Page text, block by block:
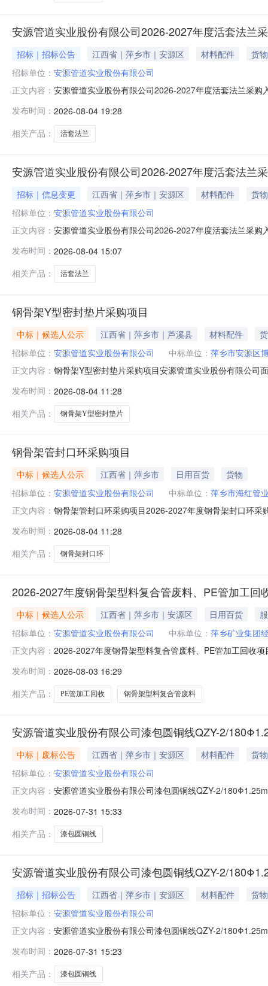
安源管道实业股份有限公司2026-2027年度活套法兰
招标｜招标公告 江西省｜萍乡市｜安源区 材料配件
货物
招标单位： 安源管道实业股份有限公司
正文内容： 安源管道实业股份有限公司2026-2027年度活套法兰采
发布时间： 2026-08-04 19:28
相关产品：
活套法兰
安源管道实业股份有限公司2026-2027年度活套法兰
招标｜信息变更 江西省｜萍乡市｜安源区 材料配件
货物
招标单位： 安源管道实业股份有限公司
正文内容： 安源管道实业股份有限公司2026-2027年度活套法兰采
发布时间： 2026-08-04 15:07
相关产品：
活套法兰
钢骨架Y型密封垫片采购项目
中标｜候选人公示 江西省｜萍乡市｜芦溪县 材料配件
招标单位： 安源管道实业股份有限公司 中标单位： 萍乡市安源区
正文内容： 钢骨架Y型密封垫片采购项目安源管道实业股份有限公司
议的，应当根据有关法律法规的规定在公示期间提出。
发布时间： 2026-08-04 11:28
相关产品：
钢骨架Y型密封垫片
钢骨架管封口环采购项目
中标｜候选人公示 江西省｜萍乡市 日用百货
货物
招标单位： 安源管道实业股份有限公司 中标单位： 萍乡市海红管
正文内容： 钢骨架管封口环采购项目2026-2027年度钢骨架封口环
发橡塑厂四、萍乡市华运高新材料有限公司公示期三日
业股份有限公司纪委地址：江西省
发布时间： 2026-08-04 11:28
相关产品：
钢骨架封口环
2026-2027年度钢骨架型料复合管废料、PE管加工回
中标｜候选人公示 江西省｜萍乡市｜安源区 日用百货
招标单位： 安源管道实业股份有限公司 中标单位： 萍乡矿业集团
正文内容： 2026-2027年度钢骨架型料复合管废料、PE管加工回收
发布时间： 2026-08-03 16:29
相关产品：
PE管加工回收 钢骨架型料复合管废料
安源管道实业股份有限公司漆包圆铜线QZY-2/
中标｜废标公告 江西省｜萍乡市｜安源区 材料配件
货物
招标单位： 安源管道实业股份有限公司
正文内容： 安源管道实业股份有限公司漆包圆铜线QZY-2/
发布时间： 2026-07-31 15:33
相关产品：
漆包圆铜线
安源管道实业股份有限公司漆包圆铜线QZY-2/
招标｜招标公告 江西省｜萍乡市｜安源区 材料配件
货物
招标单位： 安源管道实业股份有限公司
正文内容： 安源管道实业股份有限公司漆包圆铜线QZY-2/
址：http://ep.jxic.com/)或江西省国有企业采购交易服务
发布时间： 2026-07-31 15:23
相关产品：
漆包圆铜线